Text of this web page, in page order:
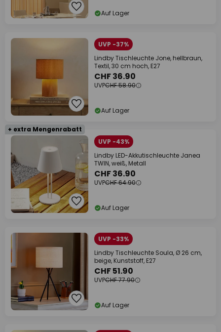
Auf Lager
UVP -37%
Lindby Tischleuchte Jone, hellbraun,
Textil, 30 cm hoch, E27
CHF 36.90
UVPCHF 58.90
Auf Lager
+ extra Mengenrabatt
UVP -43%
Lindby LED-Akkutischleuchte Janea
TWIN, weiß, Metall
CHF 36.90
UVPCHF 64.90
Auf Lager
UVP -33%
Lindby Tischleuchte Soula, Ø 26 cm,
beige, Kunststoff, E27
CHF 51.90
UVPCHF 77.90
Auf Lager